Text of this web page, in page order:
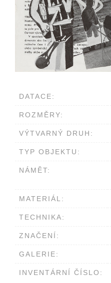
DATACE:
ROZMĚRY:
VÝTVARNÝ DRUH:
TYP OBJEKTU:
NÁMĚT:
MATERIÁL:
TECHNIKA:
ZNAČENÍ:
GALERIE:
INVENTÁRNÍ ČÍSLO: